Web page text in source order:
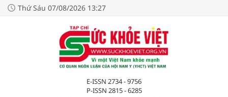
Thứ Sáu 07/08/2026 13:27
E-ISSN 2734 - 9756
P-ISSN 2815 - 6285